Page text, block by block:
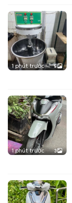
1 phút trước 5
1 phút trước 3